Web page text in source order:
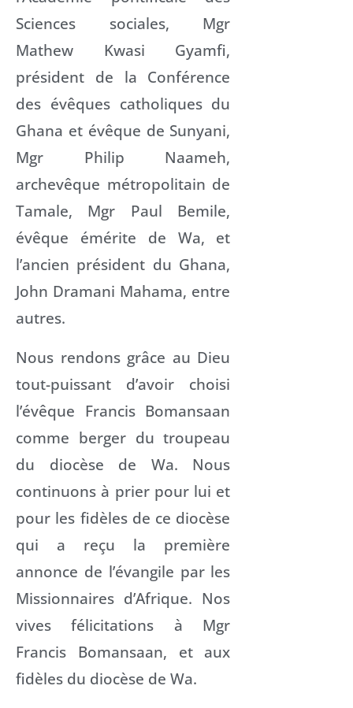
Sciences sociales, Mgr
Mathew Kwasi Gyamfi,
président de la Conférence
des évêques catholiques du
Ghana et évêque de Sunyani,
Mgr Philip Naameh,
archevêque métropolitain de
Tamale, Mgr Paul Bemile,
évêque émérite de Wa, et
l’ancien président du Ghana,
John Dramani Mahama, entre
autres.
Nous rendons grâce au Dieu
tout-puissant d’avoir choisi
l’évêque Francis Bomansaan
comme berger du troupeau
du diocèse de Wa. Nous
continuons à prier pour lui et
pour les fidèles de ce diocèse
qui a reçu la première
annonce de l’évangile par les
Missionnaires d’Afrique. Nos
vives félicitations à Mgr
Francis Bomansaan, et aux
fidèles du diocèse de Wa.